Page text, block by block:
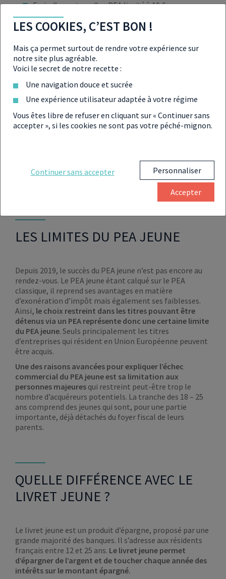
Frais d’ouverture d’un PEA limité à 10 €.
Frais de tenue de compte (ou de garde) ne pouvant
par ligne ou unité de compte détenue.
Frais relatifs aux transactions sur placements
collectifs admis sur une plateforme de négociation
limités à 0,5 % du montant de l’opération (réalisée
par voie dématérialisée) ou 1,2 % du montant de
l’opération (réalisée par tout autre moyen).
l’autre. Il convient donc de se renseigner sur les
modalités du contrat avant de souscrire. Pour tout
LES LIMITES DU PEA JEUNE
Depuis 2019, le succès du PEA jeune n’est pas encore au
rendez-vous. Le PEA jeune étant calqué sur le PEA
classique, il reprend ses avantages en matière
d’exonération d’impôt mais également ses faiblesses.
Ainsi, le choix restreint dans les titres pouvant être
détenus via un PEA représente donc une certaine limite
du PEA jeune. Seuls principalement les titres
d’entreprises qui résident en Union Européenne peuvent
être acquis.
Une des raisons avancées pour expliquer l’échec
commercial du PEA jeune est sa limitation aux
personnes majeures qui restreint peut-être trop le
nombre d’acquéreurs potentiels. La tranche des 18 – 25
ans comprend des jeunes qui sont, pour une partie
importante, déjà détachés du foyer fiscal de leurs
parents.
QUELLE DIFFÉRENCE AVEC LE
LIVRET JEUNE ?
Le livret jeune est un produit d’épargne, proposé par une
grande majorité des banques. Il s’adresse aux résidents
français entre 12 et 25 ans. Le livret jeune permet
d’épargner de l’argent et de toucher chaque année des
intérêts sur le montant épargné.
LES COOKIES, C’EST BON !
Mais ça permet surtout de rendre votre expérience sur
notre site plus agréable.
Voici le secret de notre recette :
Une navigation douce et sucrée
Une expérience utilisateur adaptée à votre régime
Vous êtes libre de refuser en cliquant sur « Continuer sans
accepter », si les cookies ne sont pas votre péché-mignon.
Continuer sans accepter Personnaliser
Accepter